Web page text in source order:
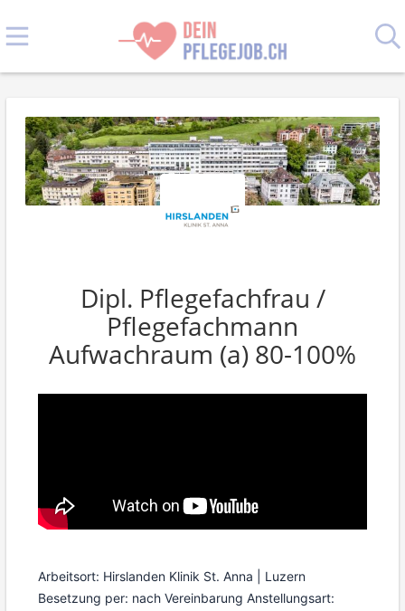
Dipl. Pflegefachfrau /
Pflegefachmann
Aufwachraum (a) 80-100%
Arbeitsort: Hirslanden Klinik St. Anna | Luzern
Besetzung per: nach Vereinbarung Anstellungsart: